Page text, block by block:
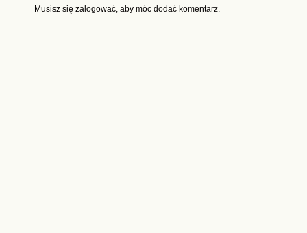
Musisz się zalogować, aby móc dodać komentarz.